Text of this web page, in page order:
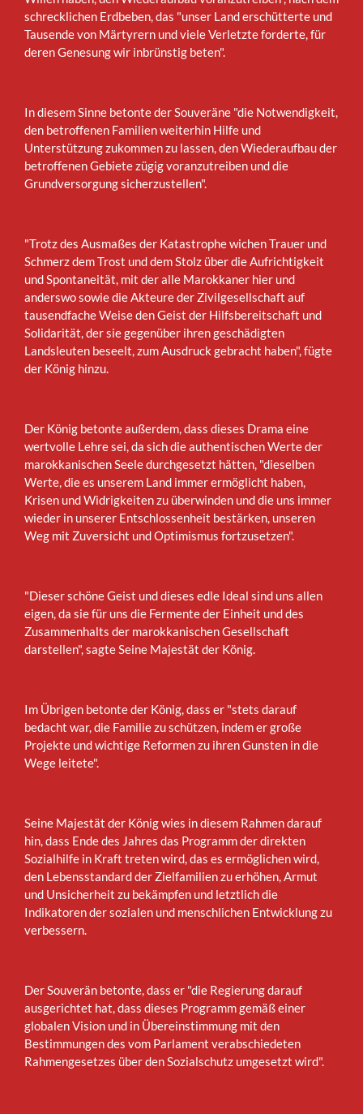
schrecklichen Erdbeben, das "unser Land erschütterte und
Tausende von Märtyrern und viele Verletzte forderte, für
deren Genesung wir inbrünstig beten".
In diesem Sinne betonte der Souveräne "die Notwendigkeit,
den betroffenen Familien weiterhin Hilfe und
Unterstützung zukommen zu lassen, den Wiederaufbau der
betroffenen Gebiete zügig voranzutreiben und die
Grundversorgung sicherzustellen".
"Trotz des Ausmaßes der Katastrophe wichen Trauer und
Schmerz dem Trost und dem Stolz über die Aufrichtigkeit
und Spontaneität, mit der alle Marokkaner hier und
anderswo sowie die Akteure der Zivilgesellschaft auf
tausendfache Weise den Geist der Hilfsbereitschaft und
Solidarität, der sie gegenüber ihren geschädigten
Landsleuten beseelt, zum Ausdruck gebracht haben", fügte
der König hinzu.
Der König betonte außerdem, dass dieses Drama eine
wertvolle Lehre sei, da sich die authentischen Werte der
marokkanischen Seele durchgesetzt hätten, "dieselben
Werte, die es unserem Land immer ermöglicht haben,
Krisen und Widrigkeiten zu überwinden und die uns immer
wieder in unserer Entschlossenheit bestärken, unseren
Weg mit Zuversicht und Optimismus fortzusetzen".
"Dieser schöne Geist und dieses edle Ideal sind uns allen
eigen, da sie für uns die Fermente der Einheit und des
Zusammenhalts der marokkanischen Gesellschaft
darstellen", sagte Seine Majestät der König.
Im Übrigen betonte der König, dass er "stets darauf
bedacht war, die Familie zu schützen, indem er große
Projekte und wichtige Reformen zu ihren Gunsten in die
Wege leitete".
Seine Majestät der König wies in diesem Rahmen darauf
hin, dass Ende des Jahres das Programm der direkten
Sozialhilfe in Kraft treten wird, das es ermöglichen wird,
den Lebensstandard der Zielfamilien zu erhöhen, Armut
und Unsicherheit zu bekämpfen und letztlich die
Indikatoren der sozialen und menschlichen Entwicklung zu
verbessern.
Der Souverän betonte, dass er "die Regierung darauf
ausgerichtet hat, dass dieses Programm gemäß einer
globalen Vision und in Übereinstimmung mit den
Bestimmungen des vom Parlament verabschiedeten
Rahmengesetzes über den Sozialschutz umgesetzt wird".